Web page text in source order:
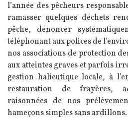
l’année des pêcheurs
ramasser quelques déchets
pêche, dénoncer
téléphonant aux polices de
nos associations de protection
aux atteintes graves et parfois
gestion halieutique locale, à
restauration de frayères,
raisonnées de nos
hameçons simples sans